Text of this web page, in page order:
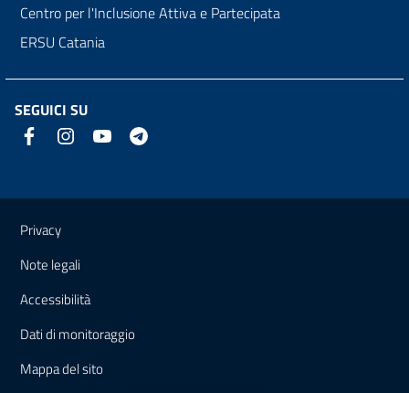
Centro per l'Inclusione Attiva e Partecipata
ERSU Catania
SEGUICI SU
Link e informazioni utili
Privacy
Note legali
Accessibilità
Dati di monitoraggio
Mappa del sito